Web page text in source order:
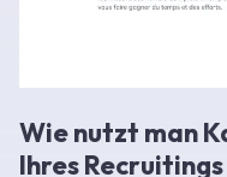
Wie nutzt man
Ihres